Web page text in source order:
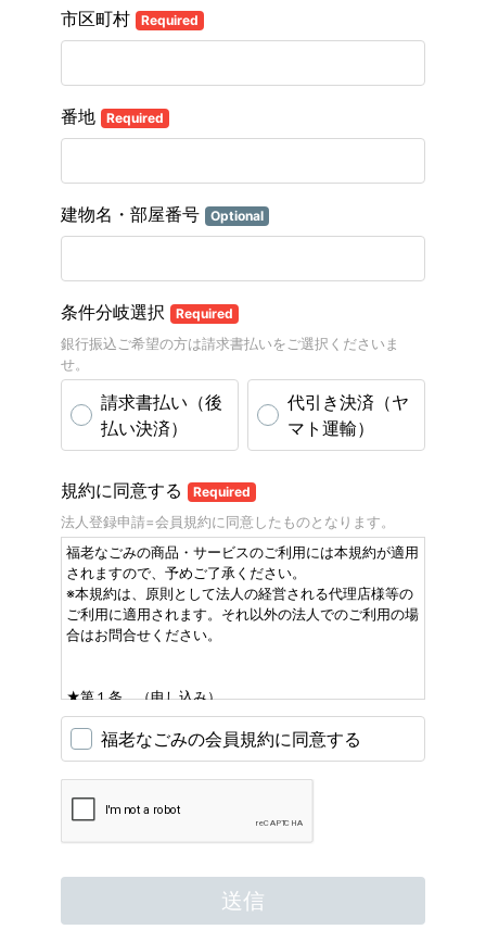
市区町村 Required
番地 Required
建物名・部屋番号 Optional
条件分岐選択 Required
銀行振込ご希望の方は請求書払いをご選択くださいま
せ。
請求書払い（後
払い決済）
代引き決済（ヤ
マト運輸）
規約に同意する Required
法人登録申請=会員規約に同意したものとなります。
福老なごみの商品・サービスのご利用には本規約が適用
されますので、予めご了承ください。
※本規約は、原則として法人の経営される代理店様等の
ご利用に適用されます。それ以外の法人でのご利用の場
合はお問合せください。
★第１条 （申し込み）
福老なごみの商品・サービスのご利用を希望される法人
等は下記のいずれかのお申込みをいただきます。
２．ホームページの冒頭のWeb申込書に必要事項をご記
入の上所定の方法でお申込みいただきます。
３．福老なごみ宛にFAXで申込みいただきます。
福老なごみの会員規約に同意する
送信